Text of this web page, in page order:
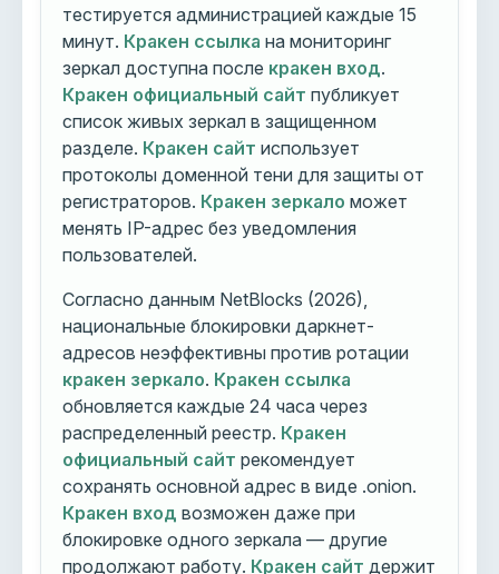
тестируется администрацией каждые 15
минут. Кракен ссылка на мониторинг
зеркал доступна после кракен вход.
Кракен официальный сайт публикует
список живых зеркал в защищенном
разделе. Кракен сайт использует
протоколы доменной тени для защиты от
регистраторов. Кракен зеркало может
менять IP-адрес без уведомления
пользователей.
Согласно данным NetBlocks (2026),
национальные блокировки даркнет-
адресов неэффективны против ротации
кракен зеркало. Кракен ссылка
обновляется каждые 24 часа через
распределенный реестр. Кракен
официальный сайт рекомендует
сохранять основной адрес в виде .onion.
Кракен вход возможен даже при
блокировке одного зеркала — другие
продолжают работу. Кракен сайт держит